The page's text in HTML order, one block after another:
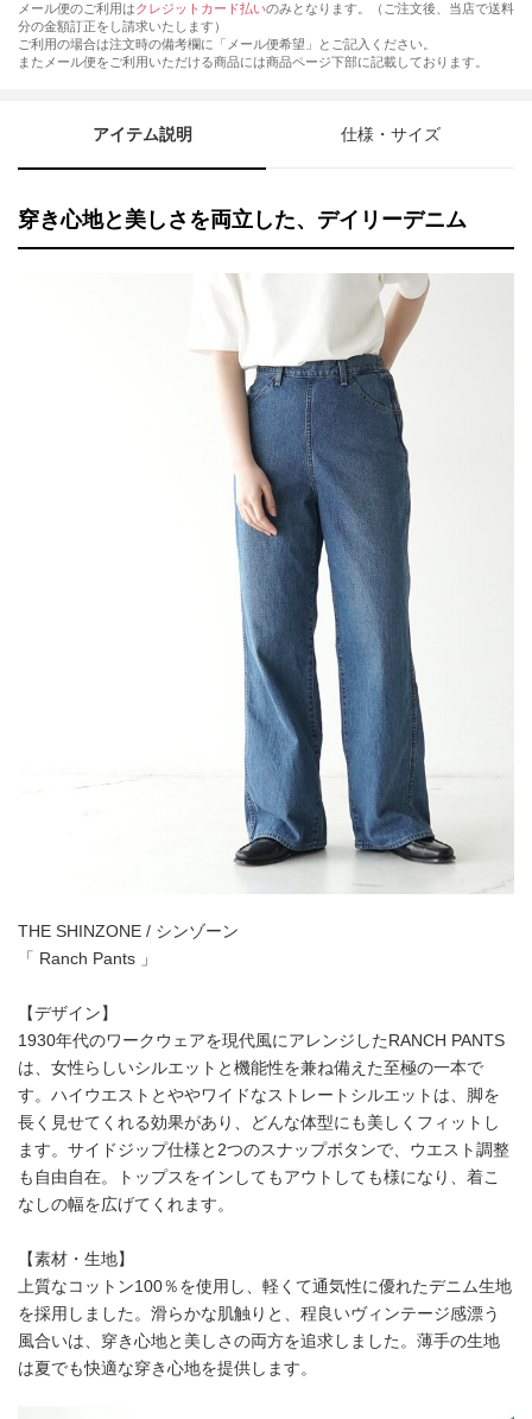
メール便のご利用はクレジットカード払いのみとなります。（ご注文後、当店で送料
分の金額訂正をし請求いたします）
ご利用の場合は注文時の備考欄に「メール便希望」とご記入ください。
またメール便をご利用いただける商品には商品ページ下部に記載しております。
アイテム説明 仕様・サイズ
穿き心地と美しさを両立した、デイリーデニム
THE SHINZONE / シンゾーン
「 Ranch Pants 」
【デザイン】
1930年代のワークウェアを現代風にアレンジしたRANCH PANTS
は、女性らしいシルエットと機能性を兼ね備えた至極の一本で
す。ハイウエストとややワイドなストレートシルエットは、脚を
長く見せてくれる効果があり、どんな体型にも美しくフィットし
ます。サイドジップ仕様と2つのスナップボタンで、ウエスト調整
も自由自在。トップスをインしてもアウトしても様になり、着こ
なしの幅を広げてくれます。
【素材・生地】
上質なコットン100％を使用し、軽くて通気性に優れたデニム生地
を採用しました。滑らかな肌触りと、程良いヴィンテージ感漂う
風合いは、穿き心地と美しさの両方を追求しました。薄手の生地
は夏でも快適な穿き心地を提供します。